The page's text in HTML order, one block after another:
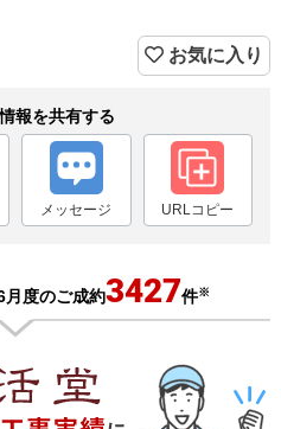
お気に入り
報を共有する
メッセージ URLコピー
月度のご成約3427件※